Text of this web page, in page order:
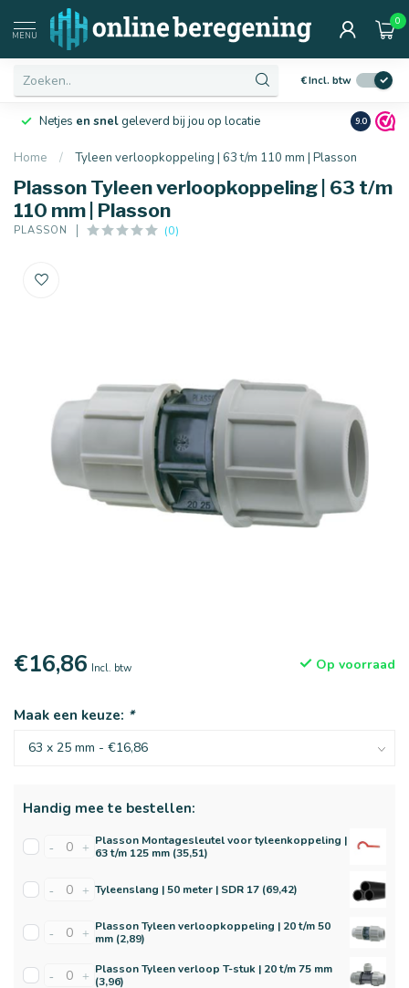
MENU
0
€Incl. btw
Netjes en snelgeleverd bij jou op locatie Ruim10
9.0
Home / Tyleen verloopkoppeling | 63 t/m 110 mm | Plasson
Plasson Tyleen verloopkoppeling | 63 t/m
110 mm | Plasson
PLASSON (0)
€16,86 Incl. btw Op voorraad
Maak een keuze: *
Handig mee te bestellen:
- + Plasson Montagesleutel voor tyleenkoppeling |
63 t/m 125 mm (35,51)
- + Tyleenslang | 50 meter | SDR 17 (69,42)
- + Plasson Tyleen verloopkoppeling | 20 t/m 50
mm (2,89)
- + Plasson Tyleen verloop T-stuk | 20 t/m 75 mm
(3,96)